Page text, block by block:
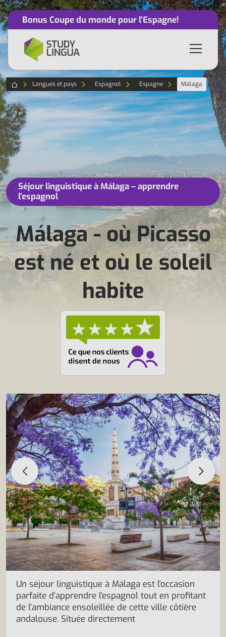
Bonus Coupe du monde pour l’Espagne!
Langues et pays Espagnol Espagne Málaga
Séjour linguistique à Málaga – apprendre
l’espagnol
Málaga - où Picasso
est né et où le soleil
habite
Un séjour linguistique à Málaga est l'occasion
parfaite d'apprendre l'espagnol tout en profitant
de l'ambiance ensoleillée de cette ville côtière
andalouse. Située directement